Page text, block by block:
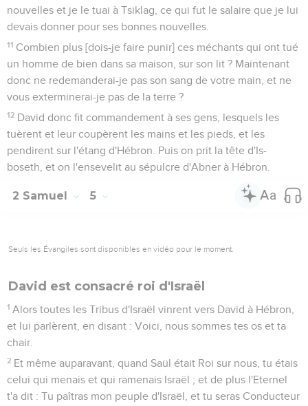
nouvelles et je le tuai à Tsiklag, ce qui fut le salaire que je lui
devais donner pour ses bonnes nouvelles.
11 Combien plus [dois-je faire punir] ces méchants qui ont tué
un homme de bien dans sa maison, sur son lit ? Maintenant
donc ne redemanderai-je pas son sang de votre main, et ne
vous exterminerai-je pas de la terre ?
12 David donc fit commandement à ses gens, lesquels les
tuèrent et leur coupèrent les mains et les pieds, et les
pendirent sur l'étang d'Hébron. Puis on prit la tête d'Is-
boseth, et on l'ensevelit au sépulcre d'Abner à Hébron.
2 Samuel 5
Seuls les Évangiles sont disponibles en vidéo pour le moment.
David est consacré roi d'Israël
1 Alors toutes les Tribus d'Israël vinrent vers David à Hébron,
et lui parlèrent, en disant : Voici, nous sommes tes os et ta
chair.
2 Et même auparavant, quand Saül était Roi sur nous, tu étais
celui qui menais et qui ramenais Israël ; et de plus l'Eternel
t'a dit : Tu paîtras mon peuple d'Israël, et tu seras Conducteur